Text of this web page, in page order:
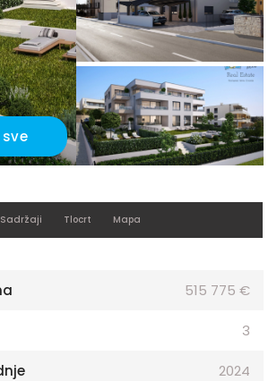
Sadržaji Tlocrt Mapa
515 775 €
3
2024